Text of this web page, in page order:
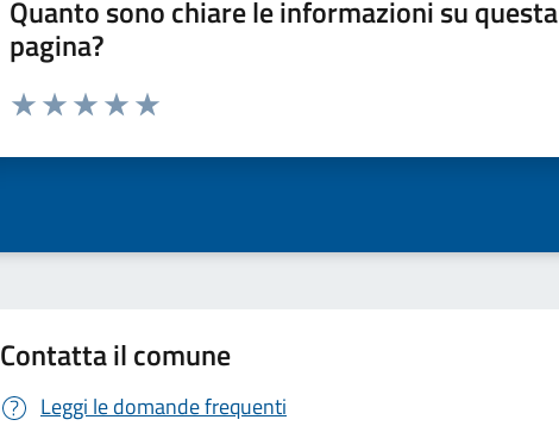
Quanto sono chiare le informazioni su questa
pagina?
Valuta da 1 a 5 stelle la pagina
Contatta il comune
Leggi le domande frequenti